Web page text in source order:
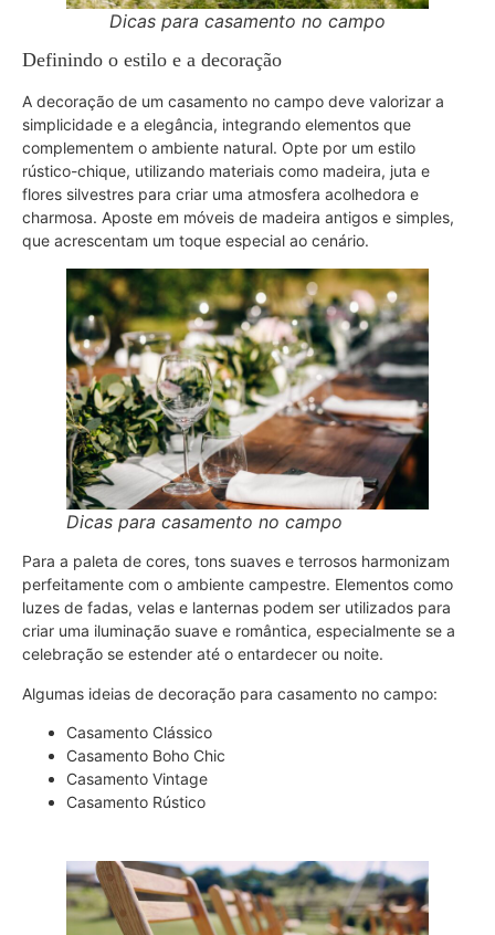
Dicas para casamento no campo
Definindo o estilo e a decoração
A decoração de um casamento no campo deve valorizar a
simplicidade e a elegância, integrando elementos que
complementem o ambiente natural. Opte por um estilo
rústico-chique, utilizando materiais como madeira, juta e
flores silvestres para criar uma atmosfera acolhedora e
charmosa. Aposte em móveis de madeira antigos e simples,
que acrescentam um toque especial ao cenário.
Dicas para casamento no campo
Para a paleta de cores, tons suaves e terrosos harmonizam
perfeitamente com o ambiente campestre. Elementos como
luzes de fadas, velas e lanternas podem ser utilizados para
criar uma iluminação suave e romântica, especialmente se a
celebração se estender até o entardecer ou noite.
Algumas ideias de decoração para casamento no campo:
Casamento Clássico
Casamento Boho Chic
Casamento Vintage
Casamento Rústico